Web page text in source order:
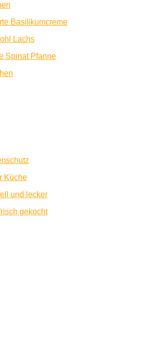
Basilikumcreme
Lachs
Spinat Pfanne
Küche
und lecker
gekocht